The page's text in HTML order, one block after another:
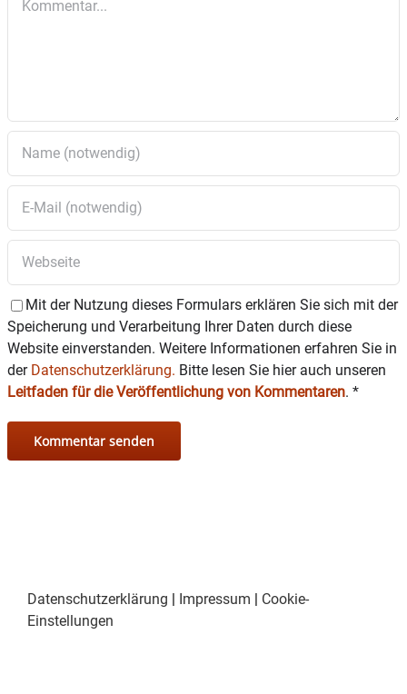
Mit der Nutzung dieses Formulars erklären Sie sich mit der
Speicherung und Verarbeitung Ihrer Daten durch diese
Website einverstanden. Weitere Informationen erfahren Sie in
der Datenschutzerklärung. Bitte lesen Sie hier auch unseren
Leitfaden für die Veröffentlichung von Kommentaren. *
Datenschutzerklärung | Impressum | Cookie-
Einstellungen